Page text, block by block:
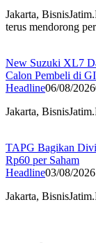
Jakarta,
terus mendorong
New Suzuki XL7
Calon Pembeli di
Headline06/08/2026
Jakarta,
TAPG Bagikan
Rp60 per Saham
Headline03/08/2026
Jakarta,